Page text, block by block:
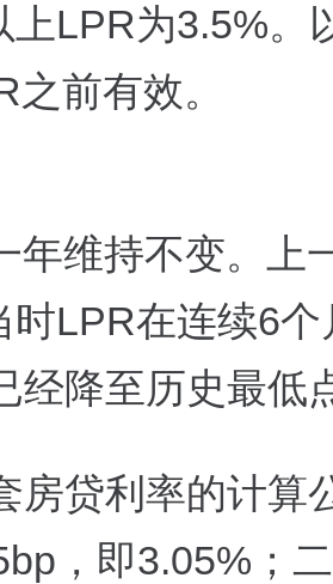
LPR为3.5%。
前有效。
年维持不变。上
LPR在连续6个
降至历史最低
房贷利率的计算
，即3.05%；